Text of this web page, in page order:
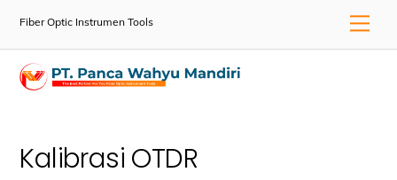
Fiber Optic Instrumen Tools
Kalibrasi OTDR